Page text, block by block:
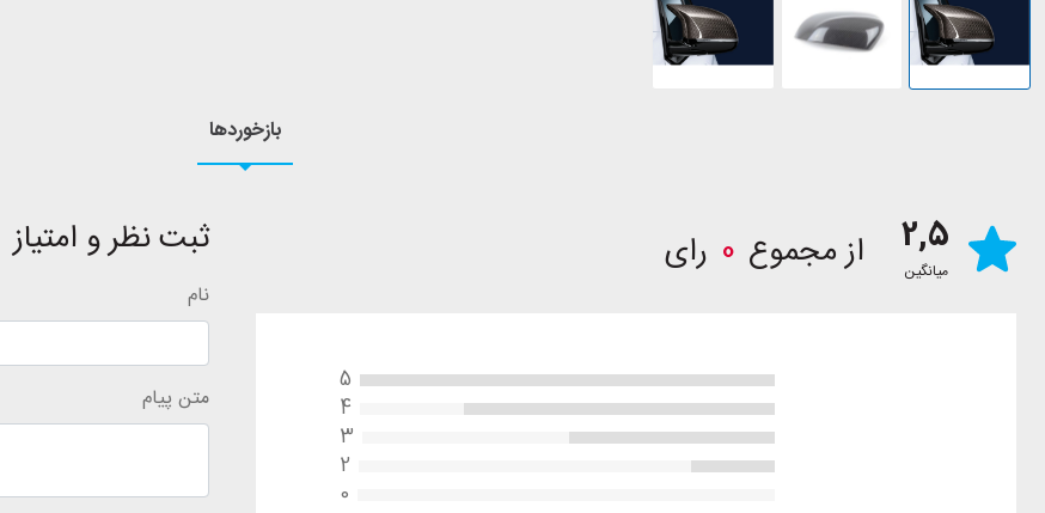
بازخوردها
2,5
میانگین از مجموع 0 رای
5
4
3
2
0
ثبت نظر و امتیاز
نام
متن پیام